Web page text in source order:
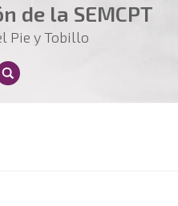
de la SEMCPT
Pie y Tobillo